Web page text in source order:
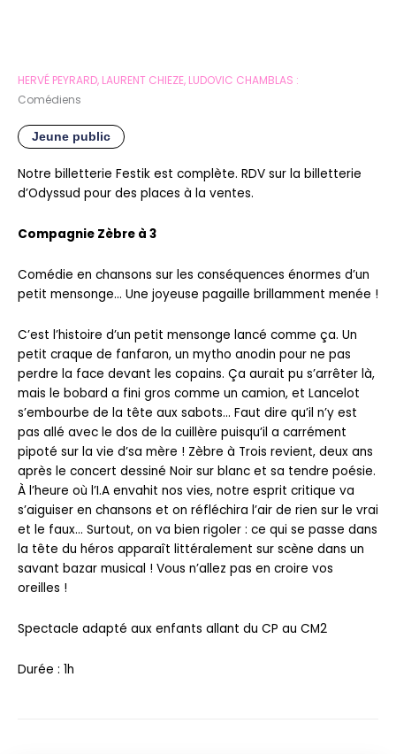
HERVÉ PEYRARD, LAURENT CHIEZE, LUDOVIC CHAMBLAS :
Comédiens
Jeune public
Notre billetterie Festik est complète. RDV sur la billetterie
d’Odyssud pour des places à la ventes.
Compagnie Zèbre à 3
Comédie en chansons sur les conséquences énormes d’un
petit mensonge… Une joyeuse pagaille brillamment menée !
C’est l’histoire d’un petit mensonge lancé comme ça. Un
petit craque de fanfaron, un mytho anodin pour ne pas
perdre la face devant les copains. Ça aurait pu s’arrêter là,
mais le bobard a fini gros comme un camion, et Lancelot
s’embourbe de la tête aux sabots… Faut dire qu’il n’y est
pas allé avec le dos de la cuillère puisqu’il a carrément
pipoté sur la vie d’sa mère ! Zèbre à Trois revient, deux ans
après le concert dessiné Noir sur blanc et sa tendre poésie.
À l’heure où l’I.A envahit nos vies, notre esprit critique va
s’aiguiser en chansons et on réflé­chira l’air de rien sur le vrai
et le faux… Surtout, on va bien rigoler : ce qui se passe dans
la tête du héros apparaît littéralement sur scène dans un
savant bazar musical ! Vous n’allez pas en croire vos
oreilles !
Spectacle adapté aux enfants allant du CP au CM2
Durée : 1h